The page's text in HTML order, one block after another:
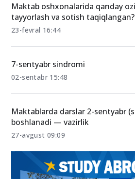
04-avgust 23:09
tayyorlash va sotish taqiqlangan?
23-fevral 16:44
7-sentyabr sindromi
02-sentabr 15:48
27-avgust 09:09